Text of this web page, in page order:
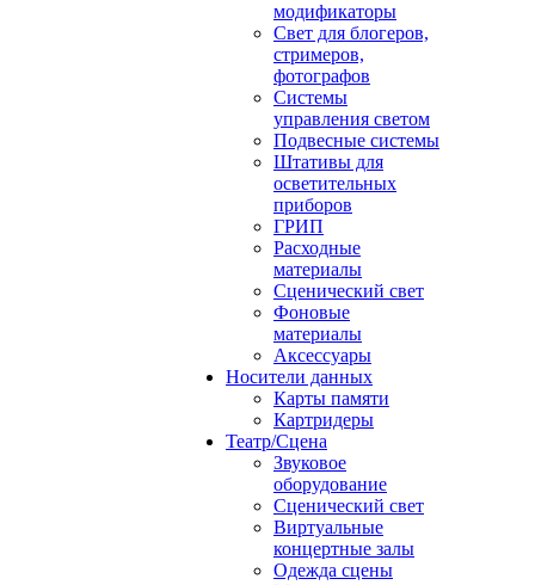
модификаторы
Свет для блогеров,
стримеров,
фотографов
Системы
управления светом
Подвесные системы
Штативы для
осветительных
приборов
ГРИП
Расходные
материалы
Сценический свет
Фоновые
материалы
Аксессуары
Носители данных
Карты памяти
Картридеры
Театр/Сцена
Звуковое
оборудование
Сценический свет
Виртуальные
концертные залы
Одежда сцены